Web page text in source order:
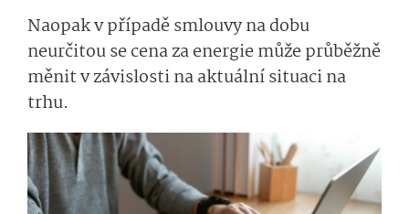
Naopak v případě smlouvy na dobu
neurčitou se cena za energie může průběžně
měnit v závislosti na aktuální situaci na
trhu.